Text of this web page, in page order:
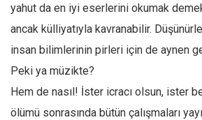
Ömer Kayani
Yusuf Armağan
Hasanali Yıldırım
Leyla Şerif Emin
yahut da en iyi eserlerini okumak
ancak külliyatıyla kavranabilir.
insan bilimlerinin pirleri için de aynen
Peki ya müzikte?
Hem de nasıl! İster icracı olsun, ister
ölümü sonrasında bütün çalışmaları